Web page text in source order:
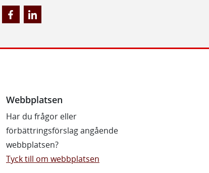
Webbplatsen
Har du frågor eller
förbättringsförslag angående
webbplatsen?
Tyck till om webbplatsen